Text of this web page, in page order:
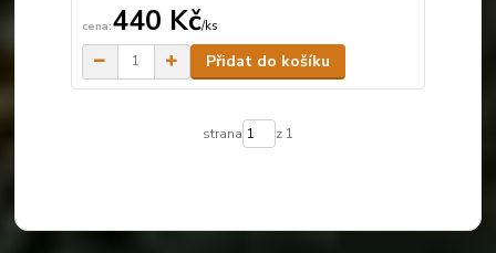
440 Kč/ks
Přidat do košíku
strana z 1